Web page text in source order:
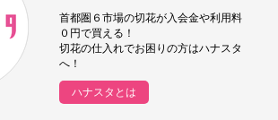
首都圏６市場の切花が入会金や利用料
０円で買える！
切花の仕入れでお困りの方はハナスタ
へ！
ハナスタとは